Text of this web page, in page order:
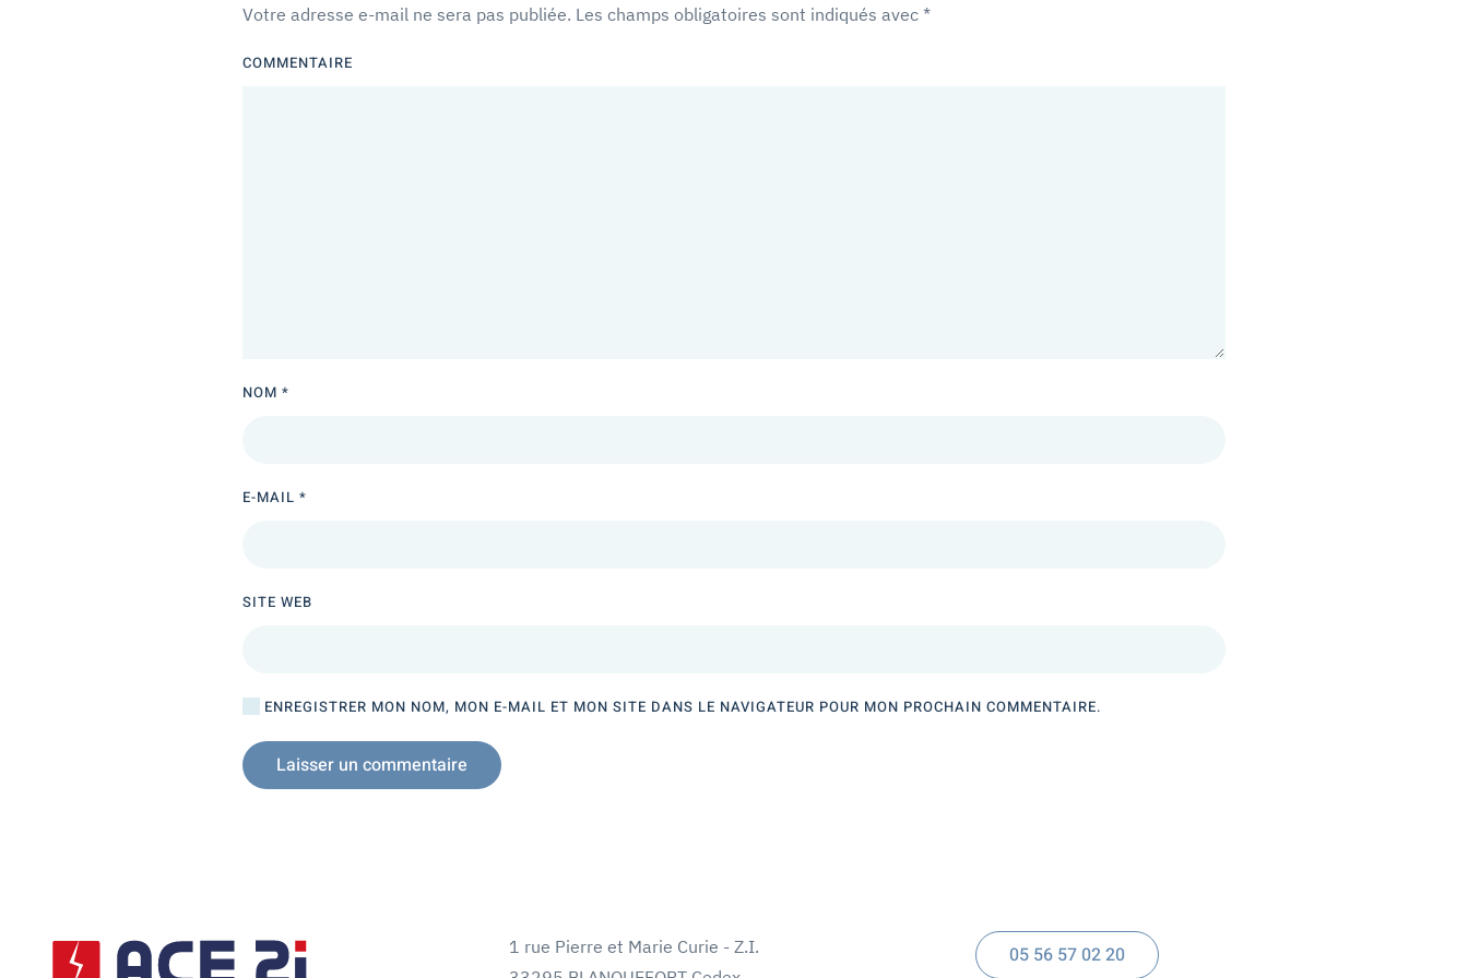
Votre adresse e-mail ne sera pas publiée. Les champs obligatoires sont indiqués avec *
COMMENTAIRE
NOM *
E-MAIL *
SITE WEB
ENREGISTRER MON NOM, MON E-MAIL ET MON SITE DANS LE NAVIGATEUR POUR MON PROCHAIN COMMENTAIRE.
Laisser un commentaire
1 rue Pierre et Marie Curie - Z.I.
05 56 57 02 20